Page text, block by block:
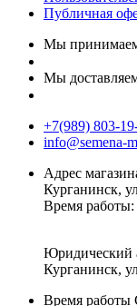
Публичная
Мы
Мы
+7(989) 803-
info@semena-
Адрес
Курганинск,
Время работы:
Юридический
Курганинск,
Время работы